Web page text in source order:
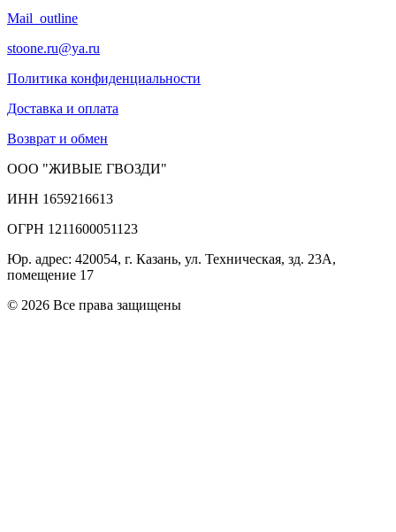
Mail_outline
stoone.ru@ya.ru
Политика конфиденциальности
Доставка и оплата
Возврат и обмен
ООО "ЖИВЫЕ ГВОЗДИ"
ИНН 1659216613
ОГРН 1211600051123
Юр. адрес: 420054, г. Казань, ул. Техническая, зд. 23А,
помещение 17
© 2026 Все права защищены